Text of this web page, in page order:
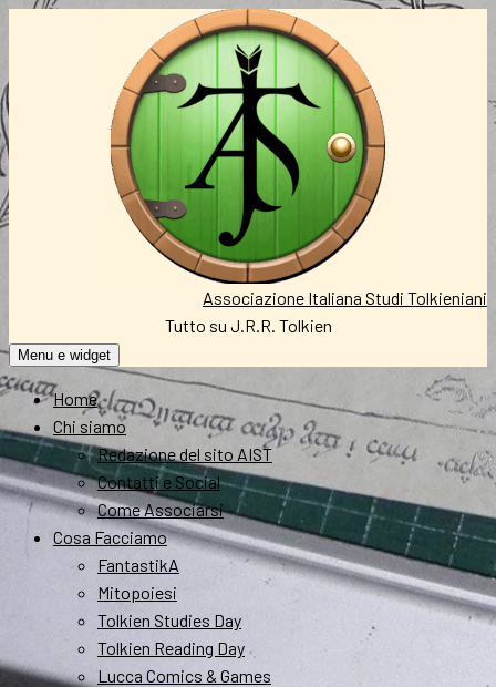
contenuto
Associazione Italiana Studi Tolkieniani
Tutto su J.R.R. Tolkien
Menu e widget
Home
Chi siamo
Redazione del sito AIST
Contatti e Social
Come Associarsi
Cosa Facciamo
FantastikA
Mitopoiesi
Tolkien Studies Day
Tolkien Reading Day
Lucca Comics & Games